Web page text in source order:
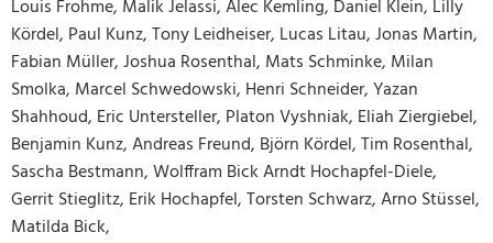
Louis Frohme, Malik Jelassi, Alec Kemling, Daniel Klein, Lilly
Kördel, Paul Kunz, Tony Leidheiser, Lucas Litau, Jonas Martin,
Fabian Müller, Joshua Rosenthal, Mats Schminke, Milan
Smolka, Marcel Schwedowski, Henri Schneider, Yazan
Shahhoud, Eric Untersteller, Platon Vyshniak, Eliah Ziergiebel,
Benjamin Kunz, Andreas Freund, Björn Kördel, Tim Rosenthal,
Sascha Bestmann, Wolffram Bick Arndt Hochapfel-Diele,
Gerrit Stieglitz, Erik Hochapfel, Torsten Schwarz, Arno Stüssel,
Matilda Bick,